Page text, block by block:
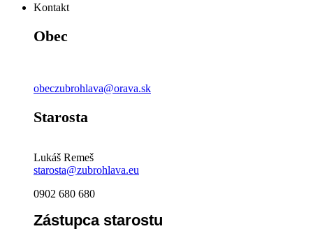
Kontakt
Obec
obeczubrohlava@orava.sk
Starosta
Lukáš Remeš
starosta@zubrohlava.eu
0902 680 680
Zástupca starostu